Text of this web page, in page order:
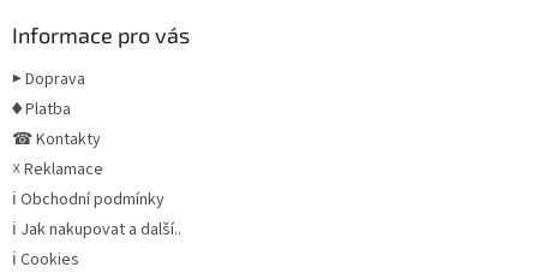
Informace pro vás
▶ Doprava
♦ Platba
☎ Kontakty
☓ Reklamace
ℹ Obchodní podmínky
ℹ Jak nakupovat a další..
ℹ Cookies